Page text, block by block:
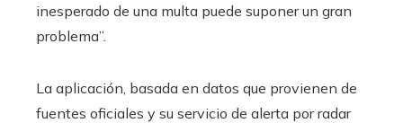
inesperado de una multa puede suponer un gran
problema”.
La aplicación, basada en datos que provienen de
fuentes oficiales y su servicio de alerta por radar